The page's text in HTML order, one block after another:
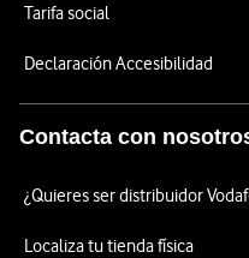
Tarifa social
Declaración Accesibilidad
Contacta con
¿Quieres ser distribuidor
Localiza tu tienda física